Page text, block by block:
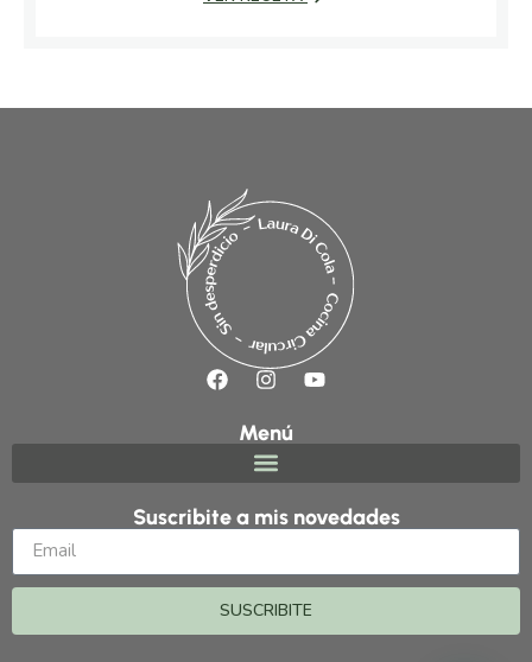
Menú
Suscribite a mis novedades
SUSCRIBITE